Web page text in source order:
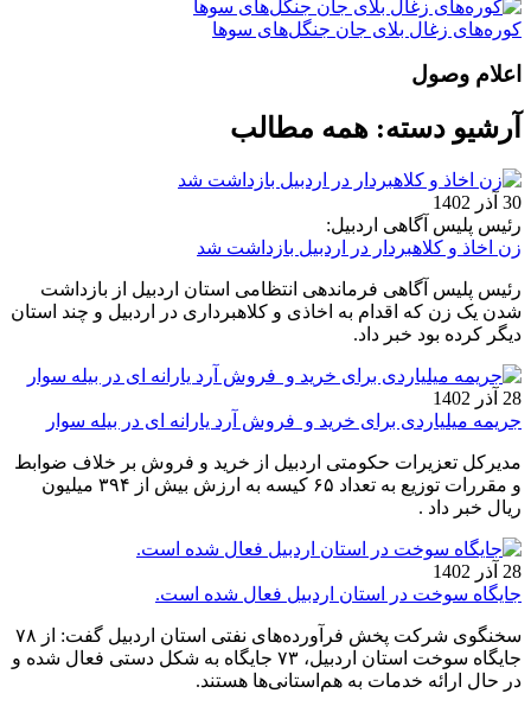
کوره‌های زغال بلای جان جنگل‌های سوها
اعلام وصول
آرشیو دسته: همه مطالب
30 آذر 1402
رئیس پلیس آگاهی اردبیل:
زن اخاذ و کلاهبردار در اردبیل بازداشت شد
رئیس پلیس آگاهی فرماندهی انتظامی استان اردبیل از بازداشت
شدن یک زن که اقدام به اخاذی و کلاهبرداری در اردبیل و چند استان
دیگر کرده بود خبر داد.
28 آذر 1402
جریمه میلیاردی برای خرید و فروش آرد یارانه ای در بیله سوار
مدیرکل تعزیرات حکومتی اردبیل از خرید و فروش بر خلاف ضوابط
و مقررات توزیع به تعداد ۶۵ کیسه به ارزش بیش از ۳۹۴ میلیون
ریال خبر داد .
28 آذر 1402
جایگاه‌ سوخت در استان اردبیل فعال شده است.
سخنگوی شرکت پخش فرآورده‌های نفتی استان اردبیل گفت: از ۷۸
جایگاه سوخت استان اردبیل، ۷۳ جایگاه به شکل دستی فعال شده و
در حال ارائه خدمات به هم‌استانی‌ها هستند.